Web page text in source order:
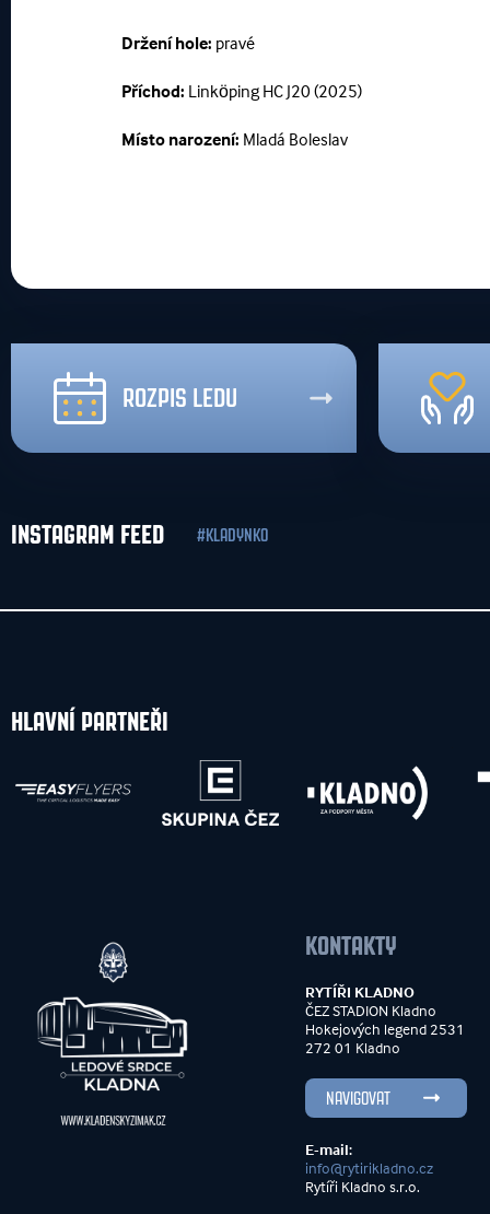
Držení hole: pravé
Příchod: Linköping HC J20 (2025)
Místo narození: Mladá Boleslav
ROZPIS LEDU
INSTAGRAM FEED #KLADYNKO
HLAVNÍ PARTNEŘI
KONTAKTY
RYTÍŘI KLADNO
ČEZ STADION Kladno
Hokejových legend 2531
272 01 Kladno
NAVIGOVAT
E-mail:
info@rytirikladno.cz
Rytíři Kladno s.r.o.